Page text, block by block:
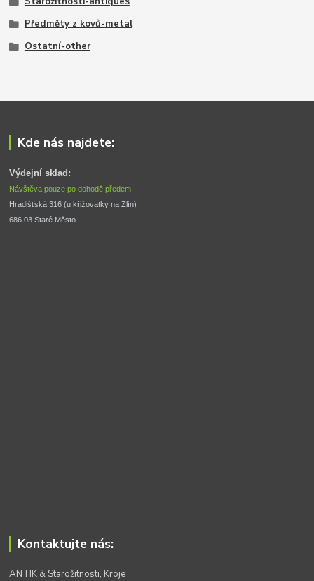
Předměty z kovů-metal
Ostatní-other
Kde nás najdete:
Výdejní sklad:
Návštěva pouze po dohodě předem
Hradišťská 316 (u křižovatky na Zlín)
686 03 Staré Město
Kontaktujte nás:
ANTIK & Starožitnosti, Kroje